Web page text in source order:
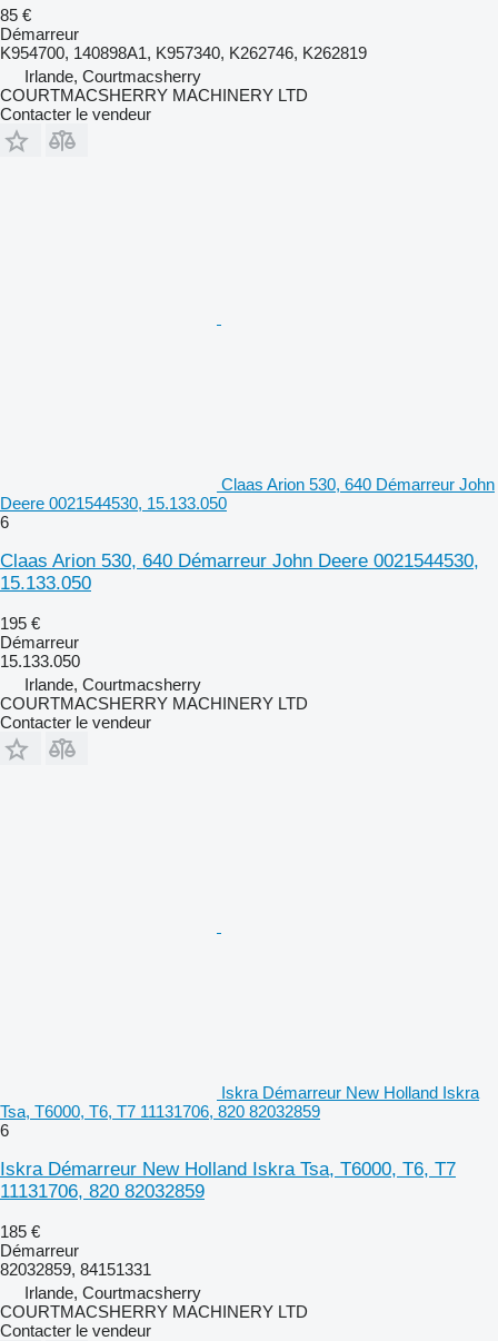
85 €
Démarreur
K954700, 140898A1, K957340, K262746, K262819
Irlande, Courtmacsherry
COURTMACSHERRY MACHINERY LTD
Contacter le vendeur
Claas Arion 530, 640 Démarreur John
Deere 0021544530, 15.133.050
6
Claas Arion 530, 640 Démarreur John Deere 0021544530,
15.133.050
195 €
Démarreur
15.133.050
Irlande, Courtmacsherry
COURTMACSHERRY MACHINERY LTD
Contacter le vendeur
Iskra Démarreur New Holland Iskra
Tsa, T6000, T6, T7 11131706, 820 82032859
6
Iskra Démarreur New Holland Iskra Tsa, T6000, T6, T7
11131706, 820 82032859
185 €
Démarreur
82032859, 84151331
Irlande, Courtmacsherry
COURTMACSHERRY MACHINERY LTD
Contacter le vendeur